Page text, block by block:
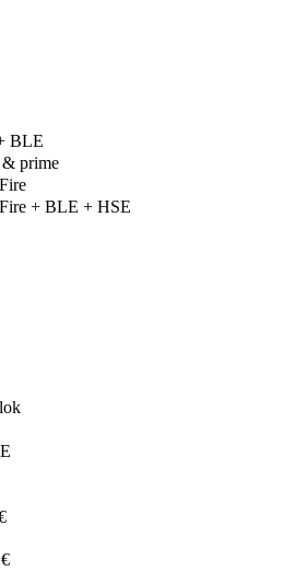
BLE
prime
+ BLE + HSE
€